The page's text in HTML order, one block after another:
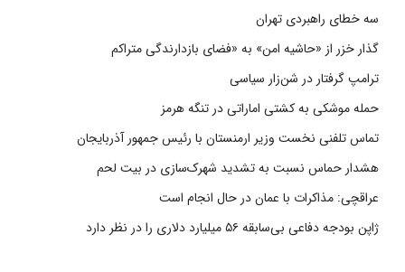
سه خطای راهبردی تهران
گذار خزر از «حاشیه امن» به «فضای بازدارندگی متراکم
ترامپ گرفتار در شن‌زار سیاسی
حمله موشکی به کشتی اماراتی در تنگه هرمز
تماس تلفنی نخست وزیر ارمنستان با رئیس جمهور آذربایجان
هشدار حماس نسبت به تشدید شهرک‌سازی در بیت‌ لحم
عراقچی: مذاکرات با عمان در حال انجام است
ژاپن بودجه دفاعی بی‌سابقه ۵۶ میلیارد دلاری را در نظر دارد